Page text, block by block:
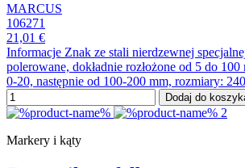
MARCUS
106271
21,01 €
Informacje Znak ze stali nierdzewnej
polerowane, dokładnie rozłożone od 5 do
0-20, następnie od 100-200 mm, rozmiary:
Dodaj do
Markery i kąty